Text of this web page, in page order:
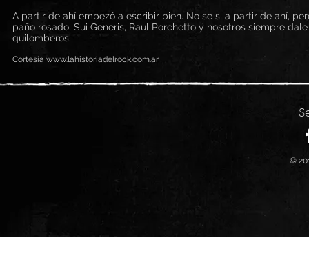
A partir de ahí empezó a escribir bien. No se si a partir de ahí,
paño rosado, Sui Generis, Raul Porchetto y nosotros siempre
quilomberos.
Cortesía www.lahistoriadelrock.com.ar
©